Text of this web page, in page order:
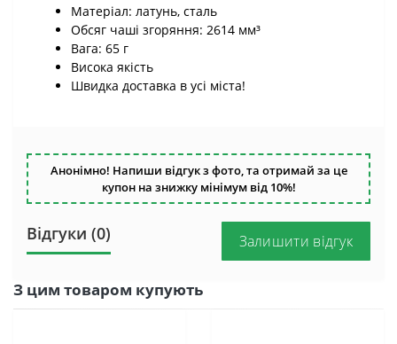
Матеріал: латунь, сталь
Обсяг чаші згоряння: 2614 мм³
Вага: 65 г
Висока якість
Швидка доставка в усі міста!
Анонімно! Напиши відгук з фото, та отримай за це
купон на знижку мінімум від 10%!
Відгуки (0) Залишити відгук
З цим товаром купують